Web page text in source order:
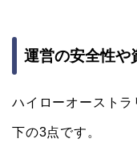
運営の安全性や
ハイローオースト
下の3点です。